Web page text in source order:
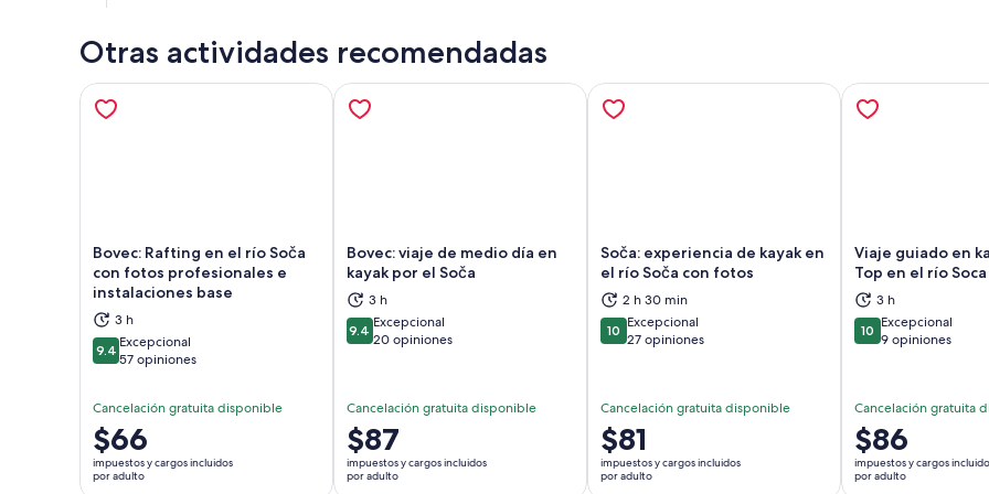
Otras actividades recomendadas
Bovec: Rafting en el río Soča
con fotos profesionales e
instalaciones base
3 h
9.49.4 de 10
Excepcional
57 opiniones
Cancelación gratuita disponible
El
precio
es
$66
impuestos y cargos incluidos
por adulto
Se abrirá en una nueva pestaña
Bovec: viaje de medio día en
kayak por el Soča
3 h
9.49.4 de 10
Excepcional
20 opiniones
Cancelación gratuita disponible
El
precio
es
$87
impuestos y cargos incluidos
por adulto
Se abrirá en una nueva pestaña
Soča: experiencia de kayak en
el río Soča con fotos
2 h 30 min
1010 de 10
Excepcional
27 opiniones
Cancelación gratuita disponible
El
precio
es
$81
impuestos y cargos incluidos
por adulto
Se abrirá en una nueva pestaña
Viaje guiado en
Top en el río Soca
3 h
1010 de 10
Excepcional
9 opiniones
Cancelación gratuita
El
precio
es
$86
impuestos y cargos
por adulto